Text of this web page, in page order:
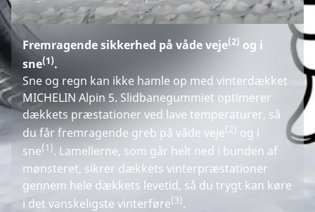
Fremragende sikkerhed på våde veje(2) og i
sne(1).
Sne og regn kan ikke hamle op med vinterdækket
MICHELIN Alpin 5. Slidbanegummiet optimerer
dækkets præstationer ved lave temperaturer, så
du får fremragende greb på våde veje(2) og i
sne(1). Lamellerne, som går helt ned i bunden af
mønsteret, sikrer dækkets vinterpræstationer
gennem hele dækkets levetid, så du trygt kan køre
i det vanskeligste vinterføre(3).